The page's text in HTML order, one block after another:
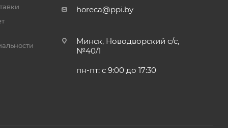
horeca@ppi.by
Минск, Новодворский с/с,
№40/1
пн-пт: с 9:00 до 17:30